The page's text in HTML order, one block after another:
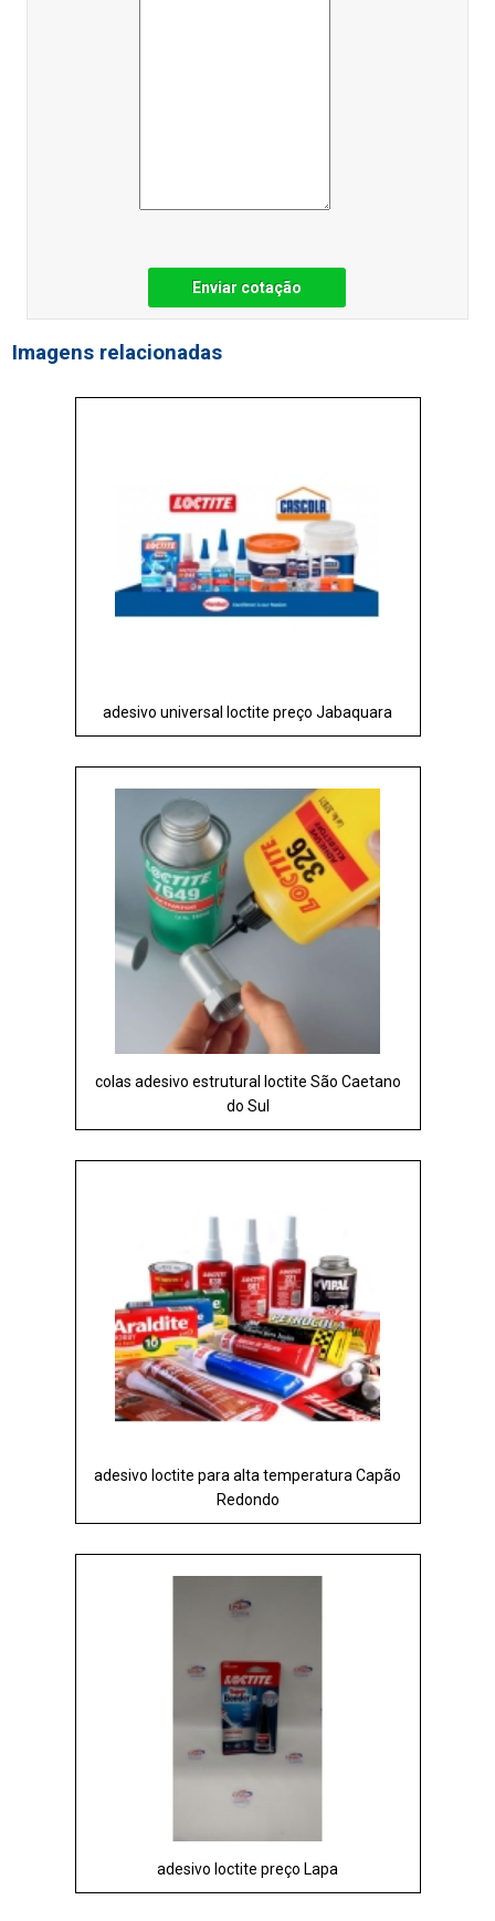
Enviar cotação
Imagens relacionadas
adesivo universal loctite preço Jabaquara
colas adesivo estrutural loctite São Caetano
do Sul
adesivo loctite para alta temperatura Capão
Redondo
adesivo loctite preço Lapa